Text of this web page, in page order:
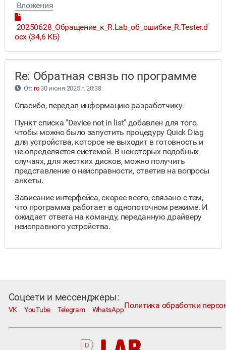
Вложения
20250628_Обращение_к_R.Lab_об_ошибке_R.Tester.d
ocx (34,6 КБ)
Re: Обратная связь по программе
От: ro30 июня 2025 г. 20:38
Спасибо, передал информацию разработчику.
Пункт списка "Device not in list" добавлен для того,
чтобы можно было запустить процедуру Quick Diag
для устройства, которое не выходит в готовность и
не определяется системой. В некоторых подобных
случаях, для жестких дисков, можно получить
представление о неисправности, ответив на вопросы
анкеты.
Зависание интерфейса, скорее всего, связано с тем,
что программа работает в однопоточном режиме. И
ожидает ответа на команду, переданную драйверу
неисправного устройства.
Соцсети и мессенджеры:
VK YouTube Telegram WhatsAppПолитика обработки